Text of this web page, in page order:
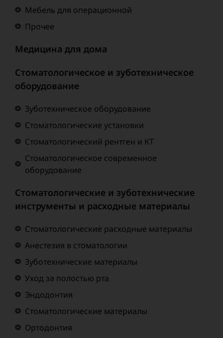
Мебель для операционной
Прочее
Медицина для дома
Стоматологическое и зуботехническое
оборудование
Зуботехническое оборудование
Стоматологические установки
Стоматологический рентген и КТ
Стоматологическое современное
оборудование
Стоматологические и зуботехнические
инструменты и расходные материалы
Стоматологические расходные материалы
Анестезия в стоматологии
Зуботехнические материалы
Уход за полостью рта
Эндодонтия
Стоматологические материалы
Ортодонтия